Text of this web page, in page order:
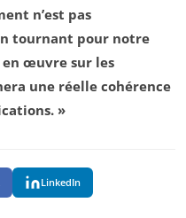
n’est pas
tournant pour notre
œuvre sur les
une réelle cohérence
»
LinkedIn